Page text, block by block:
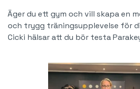
Äger du ett gym och vill skapa en
och trygg träningsupplevelse för
Cicki hälsar att du bör testa